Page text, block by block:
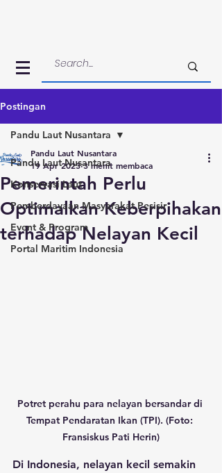
Postingan
Pandu Laut Nusantara
Konservasi Laut
Pemberdayaan Masyarakat Pesisir
Event & Program
Portal Maritim Indonesia
Pandu Laut Nusantara
Pemerintah Perlu
Optimalkan Keberpihakan
terhadap Nelayan Kecil
Pandu Laut Nusantara
19 Apr 2023 3 menit membaca
Potret perahu para nelayan bersandar di
Tempat Pendaratan Ikan (TPI). (Foto:
Fransiskus Pati Herin)
Di Indonesia, nelayan kecil semakin